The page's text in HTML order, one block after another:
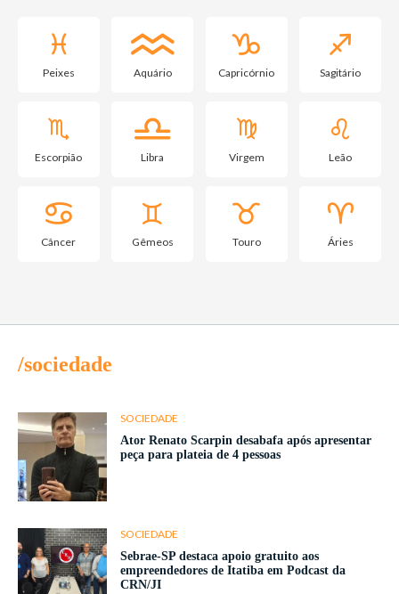
Peixes Aquário Capricórnio Sagitário
Escorpião Libra Virgem Leão
Câncer Gêmeos Touro Áries
/sociedade
SOCIEDADE
Ator Renato Scarpin desabafa após apresentar
peça para plateia de 4 pessoas
SOCIEDADE
Sebrae-SP destaca apoio gratuito aos
empreendedores de Itatiba em Podcast da
CRN/JI